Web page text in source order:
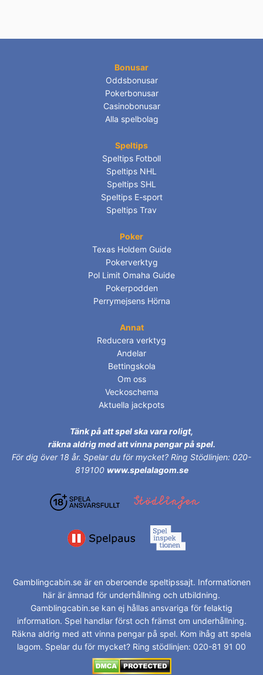
Bonusar
Oddsbonusar
Pokerbonusar
Casinobonusar
Alla spelbolag
Speltips
Speltips Fotboll
Speltips NHL
Speltips SHL
Speltips E-sport
Speltips Trav
Poker
Texas Holdem Guide
Pokerverktyg
Pol Limit Omaha Guide
Pokerpodden
Perrymejsens Hörna
Annat
Reducera verktyg
Andelar
Bettingskola
Om oss
Veckoschema
Aktuella jackpots
Tänk på att spel ska vara roligt,
räkna aldrig med att vinna pengar på spel.
För dig över 18 år. Spelar du för mycket? Ring Stödlinjen: 020-
819100 www.spelalagom.se
Gamblingcabin.se är en oberoende speltipssajt. Informationen
här är ämnad för underhållning och utbildning.
Gamblingcabin.se kan ej hållas ansvariga för felaktig
information. Spel handlar först och främst om underhållning.
Räkna aldrig med att vinna pengar på spel. Kom ihåg att spela
lagom. Spelar du för mycket? Ring stödlinjen: 020-81 91 00